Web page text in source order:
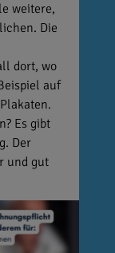
weitere,
Die
dort, wo
auf
Es gibt
Der
und gut